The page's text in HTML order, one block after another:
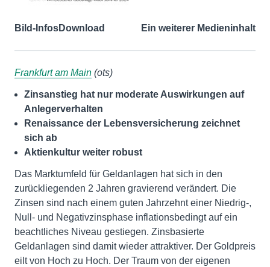
Bild-InfosDownload Ein weiterer Medieninhalt
Frankfurt am Main (ots)
Zinsanstieg hat nur moderate Auswirkungen auf
Anlegerverhalten
Renaissance der Lebensversicherung zeichnet
sich ab
Aktienkultur weiter robust
Das Marktumfeld für Geldanlagen hat sich in den
zurückliegenden 2 Jahren gravierend verändert. Die
Zinsen sind nach einem guten Jahrzehnt einer Niedrig-,
Null- und Negativzinsphase inflationsbedingt auf ein
beachtliches Niveau gestiegen. Zinsbasierte
Geldanlagen sind damit wieder attraktiver. Der Goldpreis
eilt von Hoch zu Hoch. Der Traum von der eigenen